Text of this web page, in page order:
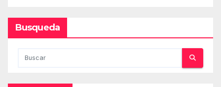
Busqueda